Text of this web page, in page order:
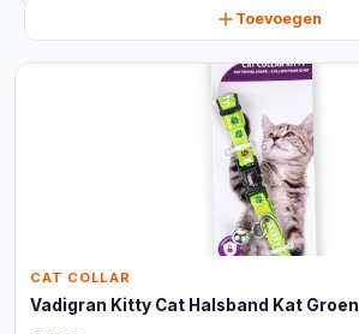
Toevoegen
CAT COLLAR
Vadigran Kitty Cat Halsband Kat Groen